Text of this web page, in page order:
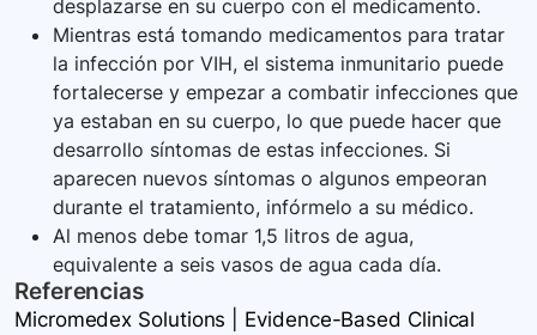
desplazarse en su cuerpo con el medicamento.
Mientras está tomando medicamentos para tratar
la infección por VIH, el sistema inmunitario puede
fortalecerse y empezar a combatir infecciones que
ya estaban en su cuerpo, lo que puede hacer que
desarrollo síntomas de estas infecciones. Si
aparecen nuevos síntomas o algunos empeoran
durante el tratamiento, infórmelo a su médico.
Al menos debe tomar 1,5 litros de agua,
equivalente a seis vasos de agua cada día.
Referencias
Micromedex Solutions | Evidence-Based Clinical